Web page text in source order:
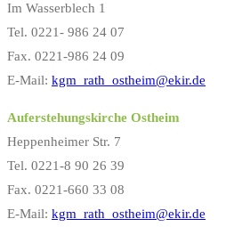
Im Wasserblech 1
Tel. 0221- 986 24 07
Fax. 0221-986 24 09
E-Mail: kgm_rath_ostheim@ekir.de
Auferstehungskirche Ostheim
Heppenheimer Str. 7
Tel. 0221-8 90 26 39
Fax. 0221-660 33 08
E-Mail: kgm_rath_ostheim@ekir.de